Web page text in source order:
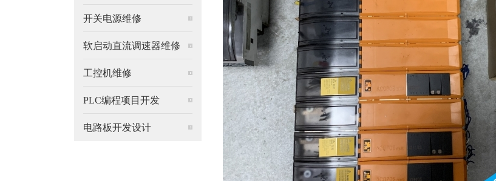
开关电源维修
软启动直流调速器维修
工控机维修
PLC编程项目开发
电路板开发设计